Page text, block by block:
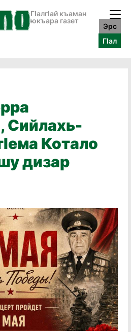
ГӀалгӀай къаман
юкъара газет
Эрс
ГӀал
Сийлахь-
Котало
дизар